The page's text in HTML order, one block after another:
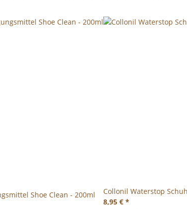
Shoe Clean - 200ml
Collonil Waterstop
8,95 € *